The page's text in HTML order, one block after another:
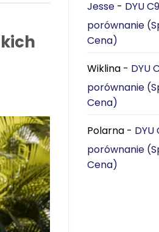
Jesse - DYU
porównanie
Cena)
Wiklina - DYU
porównanie
Cena)
Polarna - DYU
porównanie
Cena)